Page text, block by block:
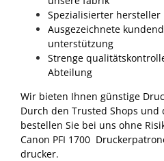
Spezialisierter
Ausgezeichnete
unterstützung
Strenge
Abteilung
Wir bieten Ihnen günstige
Durch den Trusted Shops und
bestellen Sie bei uns ohne
Canon PFI 1700
drucker.